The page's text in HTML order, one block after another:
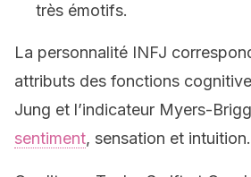
très émotifs.
La personnalité INFJ
attributs des fonctions
Jung et l’indicateur Myers-
sentiment, sensation et intuition.